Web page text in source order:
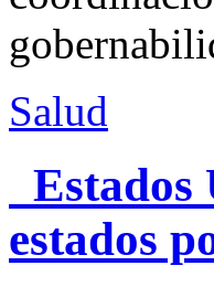
Salud
Estados
estados